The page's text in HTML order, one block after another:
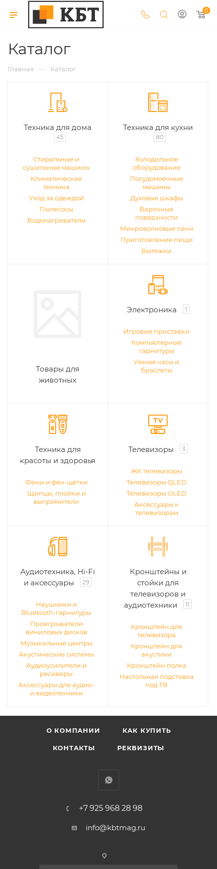
0
Каталог
Главная — Каталог
Техника для дома
45
Стиральные и
сушильные машины
Климатическая
техника
Уход за одеждой
Пылесосы
Водонагреватели
Техника для кухни
80
Холодильное
оборудование
Посудомоечные
машины
Духовые шкафы
Варочные
поверхности
Микроволновые печи
Приготовление пищи
Вытяжки
Товары для
животных
Электроника 1
Игровые приставки
Компьютерные
гарнитуры
Умные часы и
браслеты
Техника для
красоты и здоровья
Фены и фен-щётки
Щипцы, плойки и
выпрямители
Телевизоры 3
ЖК телевизоры
Телевизоры QLED
Телевизоры OLED
Аксессуары к
телевизорам
Аудиотехника, Hi-Fi
и аксессуары
29
Наушники и
Bluetooth-гарнитуры
Проигрыватели
виниловых дисков
Музыкальные центры
Акустические системы
Аудиоусилители и
ресиверы
Аксессуары для аудио-
и видеотехники
Кронштейны и
стойки для
телевизоров и
аудиотехники
11
Кронштейн для
телевизора
Кронштейн для
акустики
Кронштейн полка
Настольная подставка
под ТВ
О КОМПАНИИ КАК КУПИТЬ
КОНТАКТЫ РЕКВИЗИТЫ
+7 925 968 28 98
info@kbtmag.ru